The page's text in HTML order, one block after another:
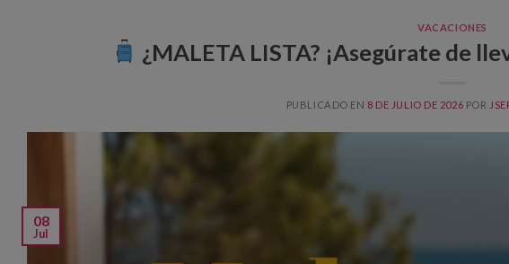
VACACIONES
¿MALETA LISTA? ¡Asegúrate de
PUBLICADO EN 8 DE JULIO DE 2026 POR
08
Jul